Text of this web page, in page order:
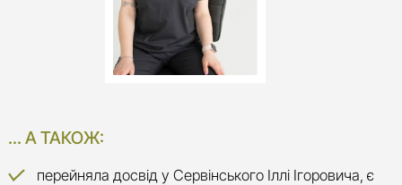
... А ТАКОЖ:
перейняла досвід у Сервінського Іллі Ігоровича, є